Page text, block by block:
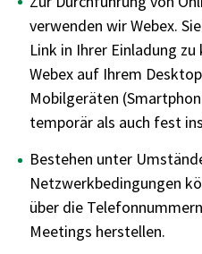
verwenden wir Webex.
Link in Ihrer Einladung
Webex auf Ihrem
Mobilgeräten
temporär als auch fest
Bestehen unter
Netzwerkbedingungen
über die
Meetings herstellen.